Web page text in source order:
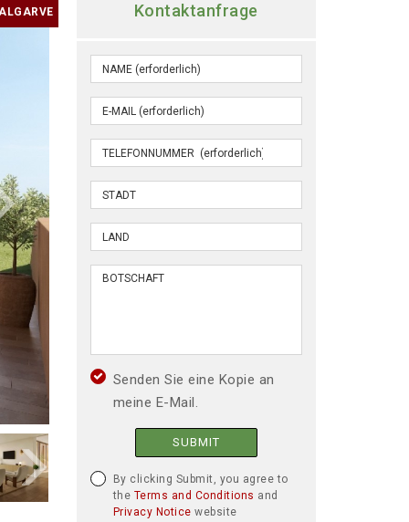
Kontaktanfrage
Senden Sie eine Kopie an
meine E-Mail.
SUBMIT
By clicking Submit, you agree to
the Terms and Conditions and
Privacy Notice website